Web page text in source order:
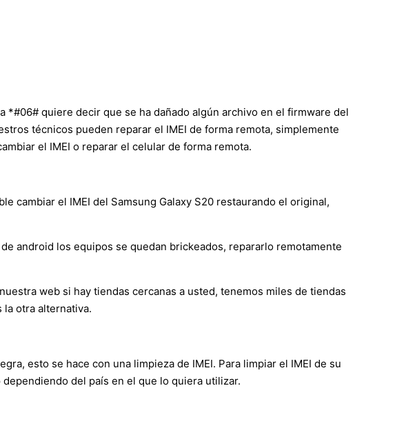
*#06# quiere decir que se ha dañado algún archivo en el firmware del
técnicos pueden reparar el IMEI de forma remota, simplemente
el IMEI o reparar el celular de forma remota.
cambiar el IMEI del Samsung Galaxy S20 restaurando el original,
android los equipos se quedan brickeados, repararlo remotamente
web si hay tiendas cercanas a usted, tenemos miles de tiendas
la otra alternativa.
esto se hace con una limpieza de IMEI. Para limpiar el IMEI de su
del país en el que lo quiera utilizar.